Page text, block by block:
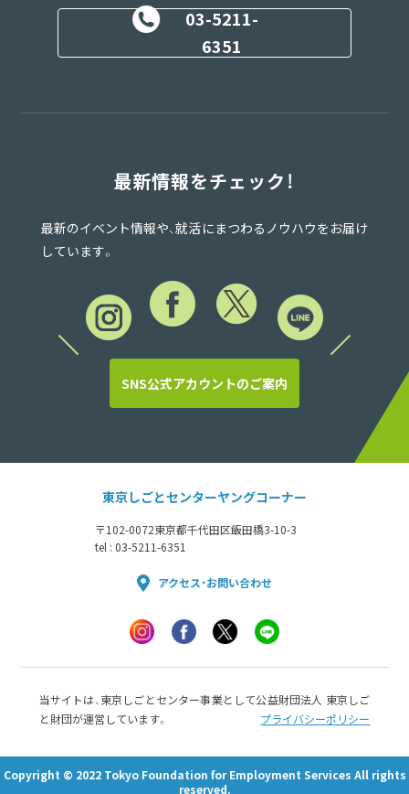
03-5211-
6351
最新情報をチェック！
最新のイベント情報や、就活にまつわるノウハウをお届け
しています。
SNS公式アカウントのご案内
東京しごとセンターヤングコーナー
〒102-0072東京都千代田区飯田橋3-10-3
tel : 03-5211-6351
アクセス・お問い合わせ
当サイトは、東京しごとセンター事業として公益財団法人 東京しご
と財団が運営しています。
プライバシーポリシー
Copyright © 2022 Tokyo Foundation for Employment Services All rights
reserved.